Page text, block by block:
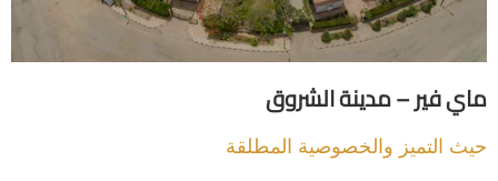
– مدينة الشروق
والخصوصية المطلقة